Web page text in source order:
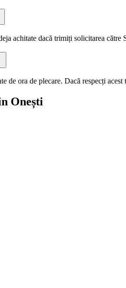
achitate dacă trimiți solicitarea
de ora de plecare. Dacă respecți
Onești